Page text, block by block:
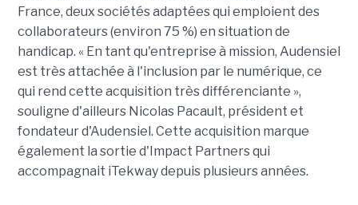
France, deux sociétés adaptées qui emploient des
collaborateurs (environ 75 %) en situation de
handicap. « En tant qu'entreprise à mission, Audensiel
est très attachée à l'inclusion par le numérique, ce
qui rend cette acquisition très différenciante »,
souligne d'ailleurs Nicolas Pacault, président et
fondateur d'Audensiel. Cette acquisition marque
également la sortie d'Impact Partners qui
accompagnait iTekway depuis plusieurs années.